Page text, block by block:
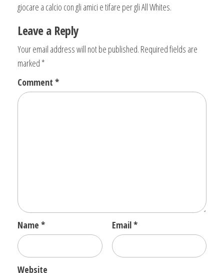
giocare a calcio con gli amici e tifare per gli All Whites.
Leave a Reply
Your email address will not be published. Required fields are
marked *
Comment *
Name * Email*
Website